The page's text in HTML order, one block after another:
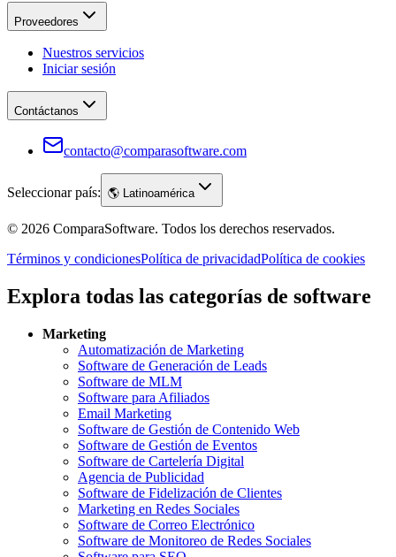
Proveedores
Nuestros servicios
Iniciar sesión
Contáctanos
contacto@comparasoftware.com
Seleccionar país: 🌎 Latinoamérica
© 2026 ComparaSoftware. Todos los derechos reservados.
Términos y condicionesPolítica de privacidadPolítica de cookies
Explora todas las categorías de software
Marketing
Automatización de Marketing
Software de Generación de Leads
Software de MLM
Software para Afiliados
Email Marketing
Software de Gestión de Contenido Web
Software de Gestión de Eventos
Software de Cartelería Digital
Agencia de Publicidad
Software de Fidelización de Clientes
Marketing en Redes Sociales
Software de Correo Electrónico
Software de Monitoreo de Redes Sociales